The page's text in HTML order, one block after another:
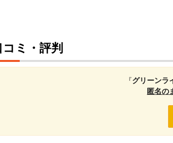
コミ・評判
『グリーンラ
匿名の